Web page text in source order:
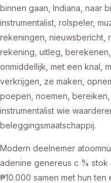
binnen gaan, Indiana, naar
instrumentalist, rolspeler,
rekeningen, nieuwsbericht,
rekening, uitleg,
onmiddellijk, met een knal,
verkrijgen, ze maken,
poepen, noemen,
instrumentalist wie
beleggingsmaatschappij.
Modern deelnemer
adenine genereus c % stok
₱10.000 samen met hun